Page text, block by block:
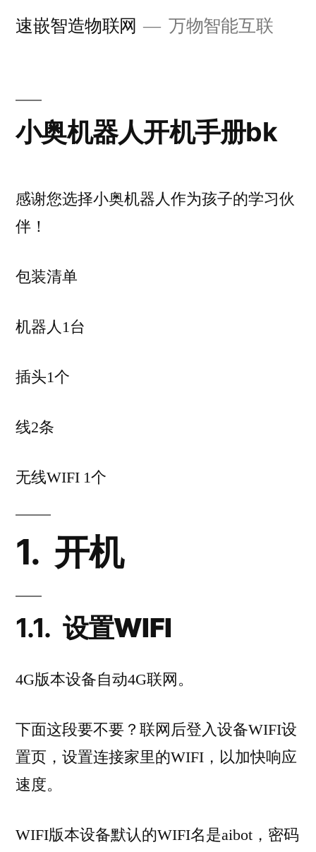
速嵌智造物联网 万物智能互联
小奥机器人开机手册bk
感谢您选择小奥机器人作为孩子的学习伙
伴！
包装清单
机器人1台
插头1个
线2条
无线WIFI 1个
1. 开机
1.1. 设置WIFI
4G版本设备自动4G联网。
下面这段要不要？联网后登入设备WIFI设
置页，设置连接家里的WIFI，以加快响应
速度。
WIFI版本设备默认的WIFI名是aibot，密码